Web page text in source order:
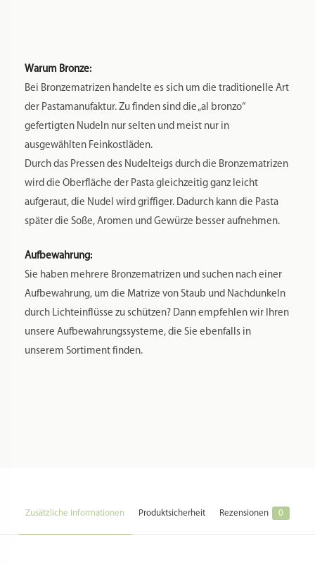
Warum Bronze:
Bei Bronzematrizen handelte es sich um die traditionelle Art
der Pastamanufaktur. Zu finden sind die „al bronzo“
gefertigten Nudeln nur selten und meist nur in
ausgewählten Feinkostläden.
Durch das Pressen des Nudelteigs durch die Bronzematrizen
wird die Oberfläche der Pasta gleichzeitig ganz leicht
aufgeraut, die Nudel wird griffiger. Dadurch kann die Pasta
später die Soße, Aromen und Gewürze besser aufnehmen.
Aufbewahrung:
Sie haben mehrere Bronzematrizen und suchen nach einer
Aufbewahrung, um die Matrize von Staub und Nachdunkeln
durch Lichteinflüsse zu schützen? Dann empfehlen wir Ihren
unsere Aufbewahrungssysteme, die Sie ebenfalls in
unserem Sortiment finden.
Zusätzliche Informationen Produktsicherheit Rezensionen 0